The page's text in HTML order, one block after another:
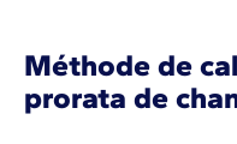
Méthode de
prorata de